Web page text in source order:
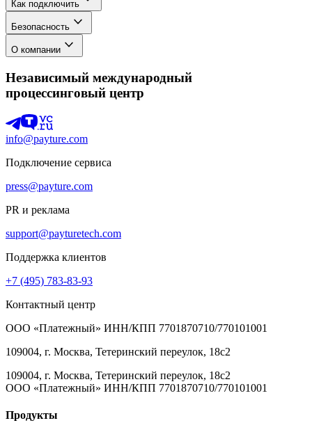
Как подключить
Безопасность
О компании
Независимый международный
процессинговый центр
info@payture.com
Подключение сервиса
press@payture.com
PR и реклама
support@payturetech.com
Поддержка клиентов
+7 (495) 783-83-93
Контактный центр
ООО «Платежный» ИНН/КПП 7701870710/770101001
109004, г. Москва, Тетеринский переулок, 18с2
109004, г. Москва, Тетеринский переулок, 18с2
ООО «Платежный» ИНН/КПП 7701870710/770101001
Продукты